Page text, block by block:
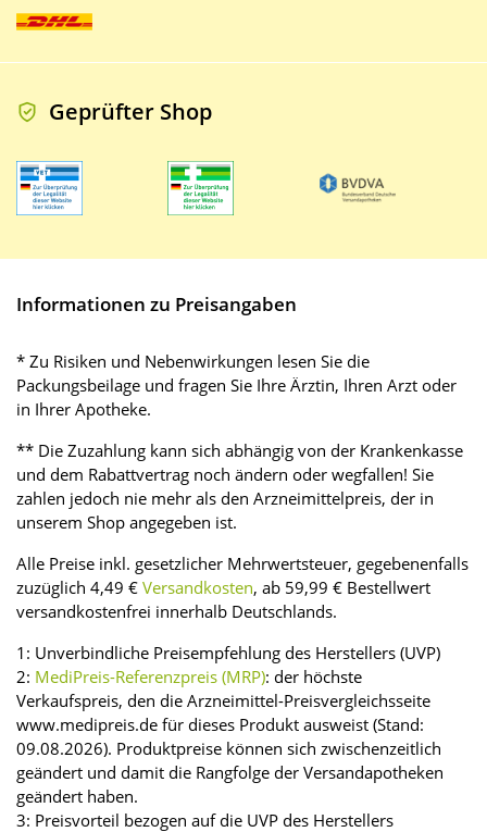
Geprüfter Shop
Informationen zu Preisangaben
* Zu Risiken und Nebenwirkungen lesen Sie die
Packungsbeilage und fragen Sie Ihre Ärztin, Ihren Arzt oder
in Ihrer Apotheke.
** Die Zuzahlung kann sich abhängig von der Krankenkasse
und dem Rabattvertrag noch ändern oder wegfallen! Sie
zahlen jedoch nie mehr als den Arzneimittelpreis, der in
unserem Shop angegeben ist.
Alle Preise inkl. gesetzlicher Mehrwertsteuer, gegebenenfalls
zuzüglich 4,49 € Versandkosten, ab 59,99 € Bestellwert
versandkostenfrei innerhalb Deutschlands.
1: Unverbindliche Preisempfehlung des Herstellers (UVP)
2: MediPreis-Referenzpreis (MRP): der höchste
Verkaufspreis, den die Arzneimittel-Preisvergleichsseite
www.medipreis.de für dieses Produkt ausweist (Stand:
09.08.2026). Produktpreise können sich zwischenzeitlich
geändert und damit die Rangfolge der Versandapotheken
geändert haben.
3: Preisvorteil bezogen auf die UVP des Herstellers